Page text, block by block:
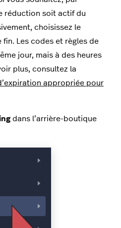
réduction soit actif du
choisissez le
Les codes et règles de
jour, mais à des heures
plus, consultez la
appropriée pour
dans l’arrière-boutique